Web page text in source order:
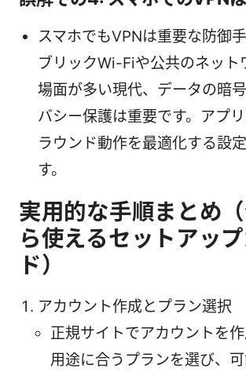
スマホでもVPNは重要な防御
ブリックWi-Fiや公共のネット
場面が多い現代、データの暗
バシー保護は重要です。アプ
ラウンド動作を最適化する設
す。
実用的な手順まとめ
ら使えるセットアッ
ド）
アカウント作成とプラン選択
正規サイトでアカウントを
用途に合うプランを選び、